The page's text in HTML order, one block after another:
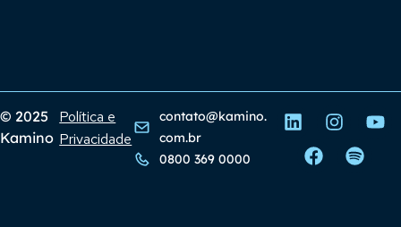
© 2025
Kamino
Política e
Privacidade
contato@kamino.
com.br
0800 369 0000